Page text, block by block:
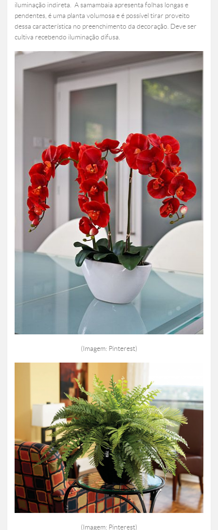
iluminação indireta. A samambaia apresenta folhas longas e
pendentes, é uma planta volumosa e é possível tirar proveito
dessa característica no preenchimento da decoração. Deve ser
cultiva recebendo iluminação difusa.
(Imagem: Pinterest)
(Imagem: Pinterest)